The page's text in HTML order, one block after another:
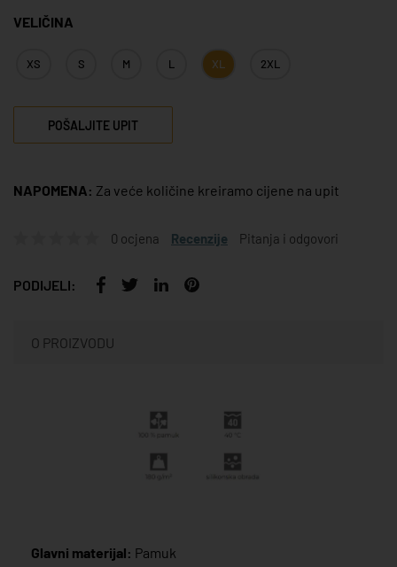
VELIČINA
XS S M L XL 2XL
POŠALJITE UPIT
NAPOMENA: Za veće količine kreiramo cijene na upit
0 ocjena Recenzije Pitanja i odgovori
PODIJELI:
O PROIZVODU
Glavni materijal: Pamuk